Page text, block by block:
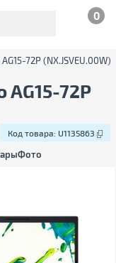
0
72P (NX.JSVEU.00W)
AG15-72P
Фото
Код товара: U1135863